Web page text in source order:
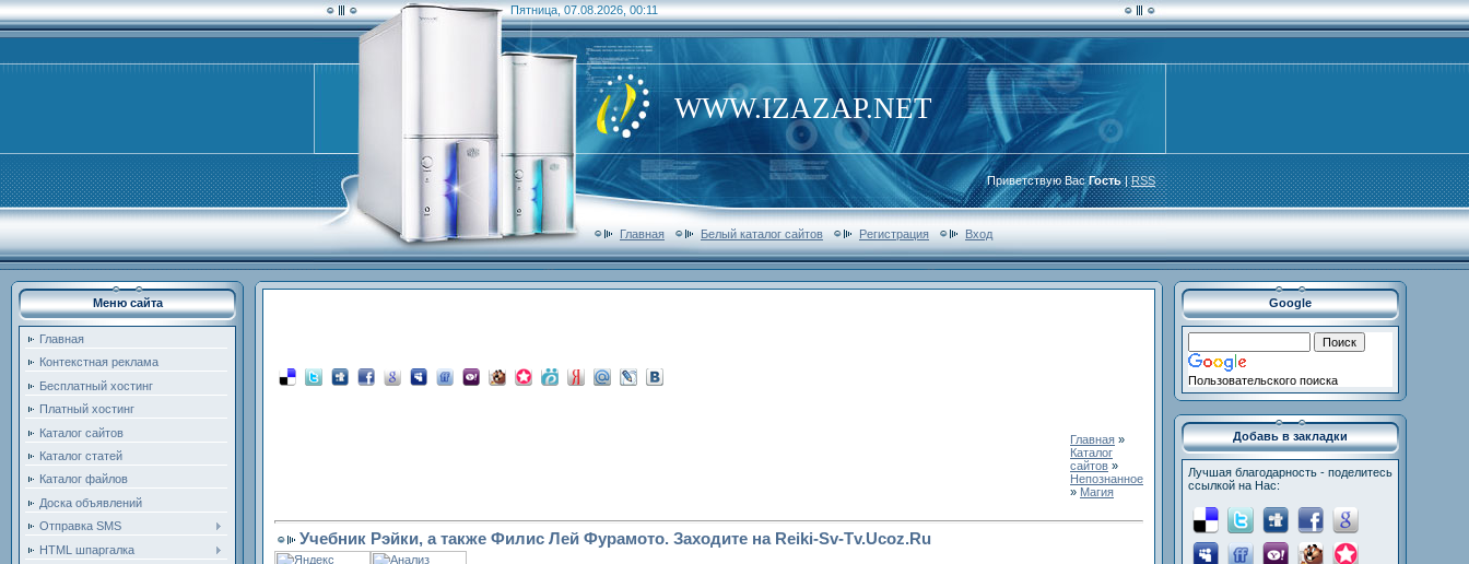
Пятница, 07.08.2026, 00:11
WWW.IZAZAP.NET
Приветствую Вас Гость|RSS
Главная Белый каталог сайтов Регистрация Вход
Меню сайта
Главная
Контекстная реклама
Бесплатный хостинг
Платный хостинг
Каталог сайтов
Каталог статей
Каталог файлов
Доска объявлений
Отправка SMS
HTML шпаргалка
Главная »
Каталог
сайтов »
Непознанное
» Магия
Учебник Рэйки, а также Филис Лей Фурамото. Заходите на Reiki-Sv-Tv.Ucoz.Ru
Google
Пользовательского поиска
Добавь в закладки
Лучшая благодарность - поделитесь
ссылкой на Нас: